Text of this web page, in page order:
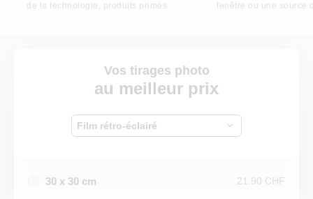
de la technologie, produits primés
fenêtre ou une source
Vos tirages photo
au meilleur prix
Film rétro-éclairé
30 x 30 cm 21.90 CHF